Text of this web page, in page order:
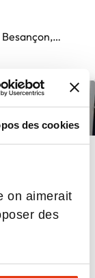
des cookies
on aimerait
des
Lorient, Lyon,